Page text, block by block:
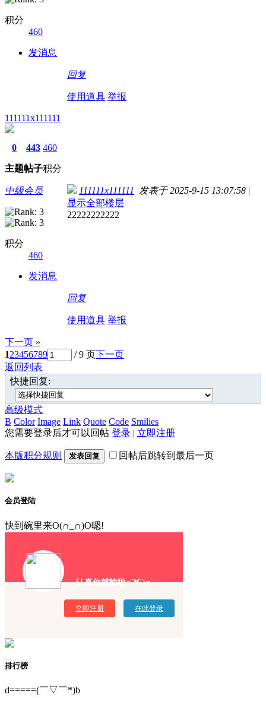
积分
460
发消息
回复
使用道具 举报
111111x111111
0
主题
443
帖子
460
积分
中级会员
积分
460
发消息
111111x111111 发表于 2025-9-15 13:07:58 |
显示全部楼层
22222222222
回复
使用道具 举报
下一页 »
123456789 / 9 页下一页
返回列表
快捷回复:
高级模式
B Color Image Link Quote Code Smilies
您需要登录后才可以回帖 登录 | 立即注册
本版积分规则 发表回复 回帖后跳转到最后一页
会员登陆
快到碗里来O(∩_∩)O嗯!
认真你就输啦σ`∀´)σ
立即注册 在此登录
排行榜
d=====(￣▽￣*)b